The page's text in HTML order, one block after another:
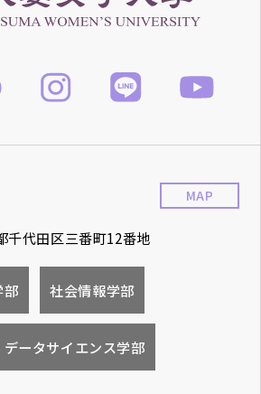
代田区三番町12番地
MAP
部 社会情報学部
データサイエンス学部